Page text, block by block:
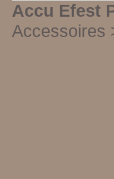
Accu Efest
Accessoires